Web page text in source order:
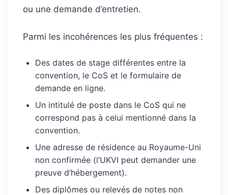
ou une demande d’entretien.
Parmi les incohérences les plus fréquentes :
Des dates de stage différentes entre la
convention, le CoS et le formulaire de
demande en ligne.
Un intitulé de poste dans le CoS qui ne
correspond pas à celui mentionné dans la
convention.
Une adresse de résidence au Royaume-Uni
non confirmée (l’UKVI peut demander une
preuve d’hébergement).
Des diplômes ou relevés de notes non